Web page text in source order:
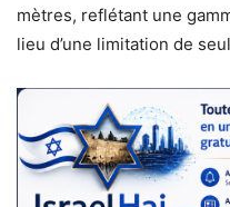
mètres, reflétant une
lieu d’une limitation de